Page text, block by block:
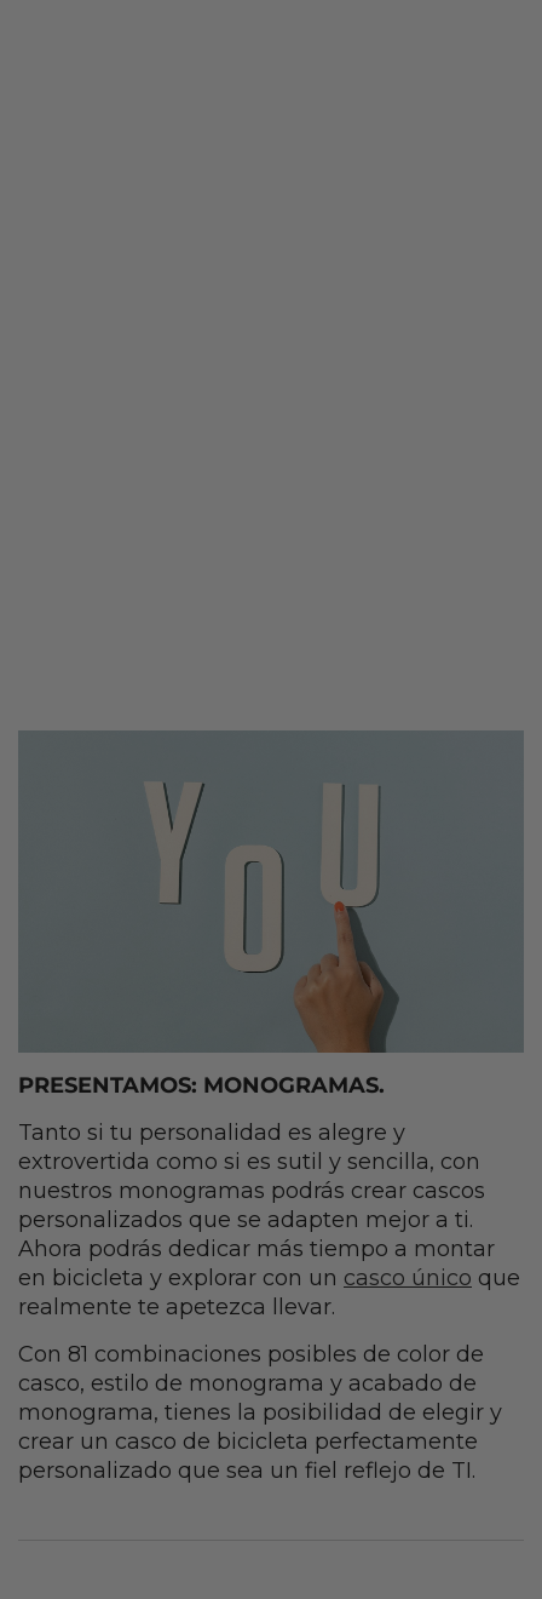
PRESENTAMOS: MONOGRAMAS.
Tanto si tu personalidad es alegre y
extrovertida como si es sutil y sencilla, con
nuestros monogramas podrás crear cascos
personalizados que se adapten mejor a ti.
Ahora podrás dedicar más tiempo a montar
en bicicleta y explorar con un casco único que
realmente te apetezca llevar.
Con 81 combinaciones posibles de color de
casco, estilo de monograma y acabado de
monograma, tienes la posibilidad de elegir y
crear un casco de bicicleta perfectamente
personalizado que sea un fiel reflejo de TI.